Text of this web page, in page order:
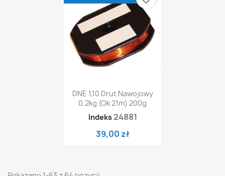
DNE 1,10 Drut Nawojowy
0.2kg (Ok 21m) 200g
Indeks 24881
39,00 zł